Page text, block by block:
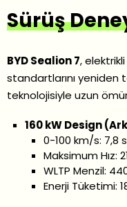
Sürüş
BYD Sealion 7,
standartlarını yeniden
teknolojisiyle uzun
160 kW Design
0-100 km/s: 7,8
Maksimum Hız:
WLTP Menzil:
Enerji Tüketimi: